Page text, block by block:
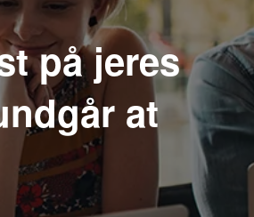
på jeres
at